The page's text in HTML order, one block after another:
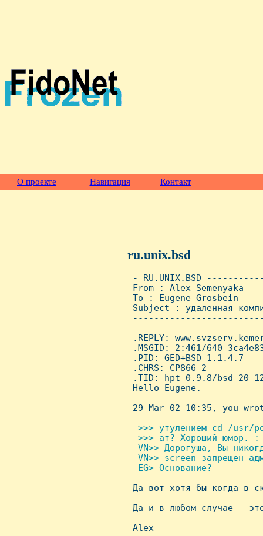
О проекте Навигация Контакт
ru.unix.bsd
- RU.UNIX.BSD
From : Alex
To : Eugene Grosbein
Subject : удаленная
.REPLY:
.MSGID: 2:461/640
.PID: GED+BSD 1.1.4.7
.CHRS: CP866 2
.TID: hpt 0.9.8/bsd 20-
Hello Eugene.
29 Mar 02 10:35, you
>>> утулением cd /
>>> ат? Хороший юмор.
VN>> Дорогуша, Вы
VN>> screen запрещен
  EG> Основание?
Да вот хотя бы когда в
Да и в любом случае -
Alex